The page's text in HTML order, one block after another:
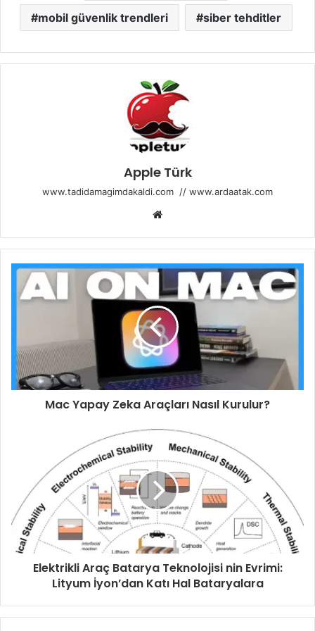
mobil güvenlik trendleri siber tehditler
Apple Türk
www.tadidamagimdakaldi.com // www.ardaatak.com
Web
Mac Yapay Zeka Araçları Nasıl Kurulur?
Elektrikli Araç Batarya Teknolojisi nin Evrimi:
Lityum İyon’dan Katı Hal Bataryalara